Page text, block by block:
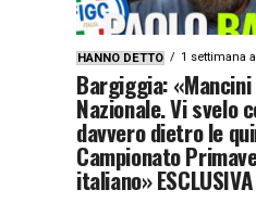
HANNO DETTO 1 settimana
Bargiggia:
Nazionale. Vi svelo
davvero dietro le
Campionato
italiano» ESCLUSIVA